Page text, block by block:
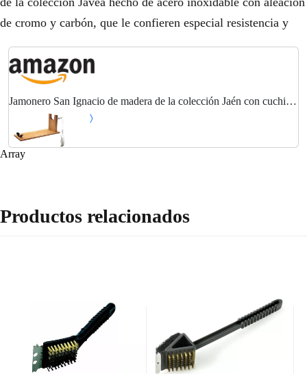
de cromo y carbón, que le confieren especial resistencia y
Jamonero San Ignacio de madera de la colección Jaén con cuchillo
jamonero de 16 cm en acero inoxidable
Array
Productos relacionados